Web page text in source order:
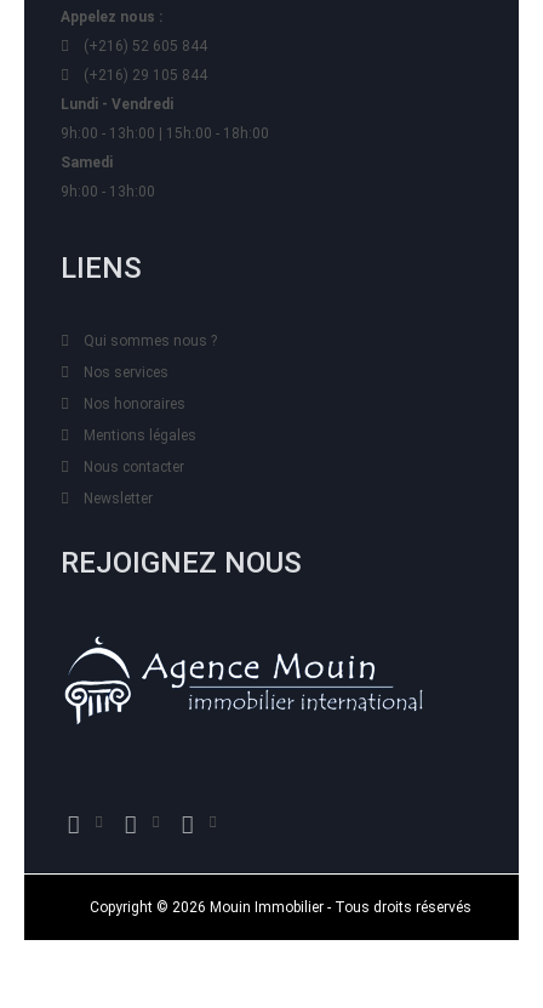
Appelez nous :
(+216) 52 605 844
(+216) 29 105 844
Lundi - Vendredi
9h:00 - 13h:00 | 15h:00 - 18h:00
Samedi
9h:00 - 13h:00
LIENS
Qui sommes nous ?
Nos services
Nos honoraires
Mentions légales
Nous contacter
Newsletter
REJOIGNEZ NOUS
Copyright © 2026 Mouin Immobilier - Tous droits réservés